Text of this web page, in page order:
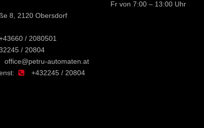
8, 2120 Obersdorf
/ 2080501
/ 20804
office@petru-automaten.at
+432245 / 20804
Fr von 7:00 – 13:00 Uhr